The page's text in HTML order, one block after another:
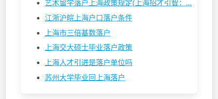
艺术留学落户上海政策规定(上海招才引智：...
江浙沪皖上海户口落户条件
上海市三倍基数落户
上海交大硕士毕业落户政策
上海人才引进是落户单位吗
苏州大学毕业回上海落户